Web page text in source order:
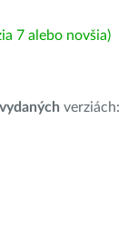
7 alebo novšia)
vydaných verziách: